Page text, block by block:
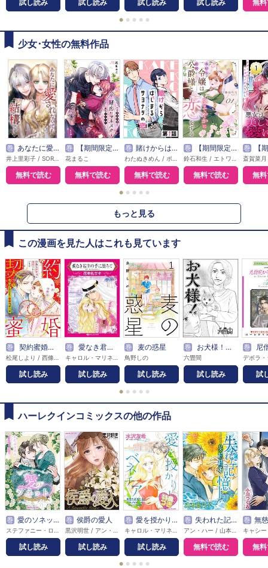
試し読み 試し読み 試し読み 試し読み 無
● ● ● ● ●
少女･女性の無料作品
巻 あなたに愛されなくても結構です【タテヨミ】
無料で読む
巻 【期間限定無料】賭恋ロマネスク～大正悪役令嬢と最狂マフィア
花まるこ
無料で読む
巻 賭けからはじまるサヨナラの恋【単話版】
無料で読む
巻 【期間限定無料】本好き令嬢は敏腕公爵様とひそやかに恋をする
無料で読む
巻 【期間限定無
無
● ● ● ● ●
もっと見る
この漫画を見た人はこれも見ています
巻 契約蜜婚～冷徹な御曹司に溺愛されています～【分冊版】
試し読み
巻 愛なき君主の手に堕ちて
試し読み
巻 麦の惑星
鳥野しの
試し読み
巻 お犬様！（単話版）
六畳間
試し読み
巻 尼僧院から
試
● ● ● ● ●
ハーレクインコミックスの他の作品
巻 愛のソネット
試し読み
巻 侯爵の愛人
試し読み
巻 愛を授かりしベネチア【特典付き】
試し読み
巻 失われた記憶－契約結婚【分冊】
無料で読む
巻 無慈悲な
無
● ● ● ● ●